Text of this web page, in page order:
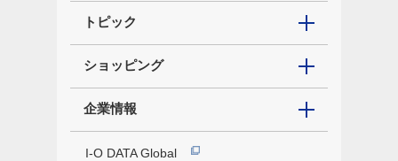
トピック
ショッピング
企業情報
I-O DATA Global